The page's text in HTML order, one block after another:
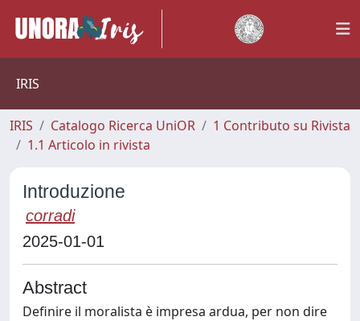
IRIS
IRIS Catalogo Ricerca UniOR
1 Contributo su Rivista
1.1 Articolo in rivista
Introduzione
corradi
2025-01-01
Abstract
Definire il moralista è impresa ardua, per non dire